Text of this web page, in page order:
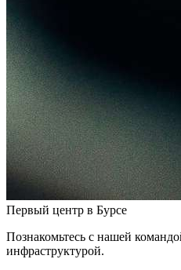
Первый центр в Бурсе
Познакомьтесь с нашей
инфраструктурой.